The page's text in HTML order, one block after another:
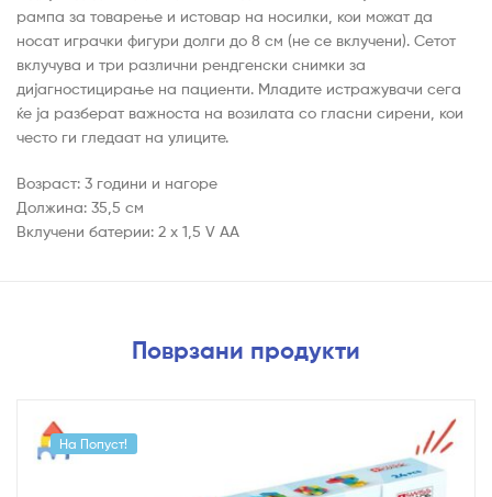
рампа за товарење и истовар на носилки, кои можат да
носат играчки фигури долги до 8 см (не се вклучени). Сетот
вклучува и три различни рендгенски снимки за
дијагностицирање на пациенти. Младите истражувачи сега
ќе ја разберат важноста на возилата со гласни сирени, кои
често ги гледаат на улиците.
Возраст: 3 години и нагоре
Должина: 35,5 см
Вклучени батерии: 2 x 1,5 V AA
Поврзани продукти
На Попуст!